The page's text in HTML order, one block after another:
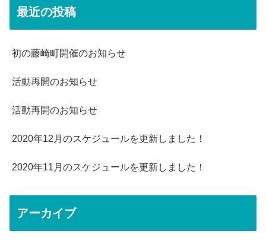
最近の投稿
初の藤崎町開催のお知らせ
活動再開のお知らせ
活動再開のお知らせ
2020年12月のスケジュールを更新しました！
2020年11月のスケジュールを更新しました！
アーカイブ